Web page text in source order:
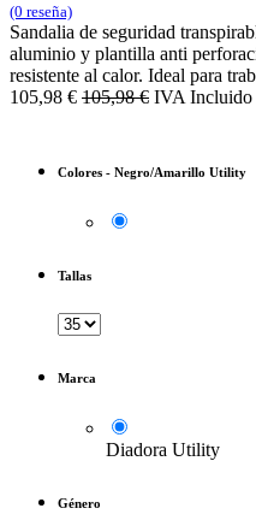
(0 reseña)
Sandalia de seguridad
aluminio y plantilla anti
resistente al calor. Ideal para
105,98 € 105,98€ IVA Incluido
Colores - Negro/Amarillo Utility
Tallas
Marca
Diadora Utility
Género